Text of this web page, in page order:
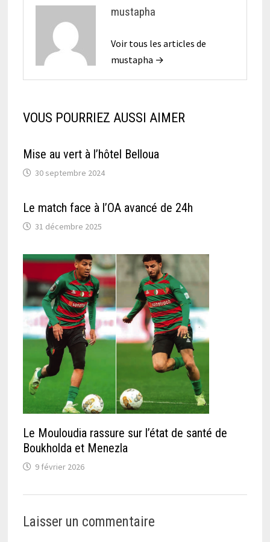
mustapha
Voir tous les articles de
mustapha →
VOUS POURRIEZ AUSSI AIMER
Mise au vert à l’hôtel Belloua
30 septembre 2024
Le match face à l’OA avancé de 24h
31 décembre 2025
Le Mouloudia rassure sur l’état de santé de
Boukholda et Menezla
9 février 2026
Laisser un commentaire